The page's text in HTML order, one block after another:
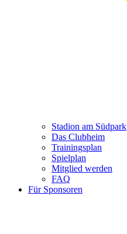
Stadion am Südpark
Das Clubheim
Trainingsplan
Spielplan
Mitglied werden
FAQ
Für Sponsoren